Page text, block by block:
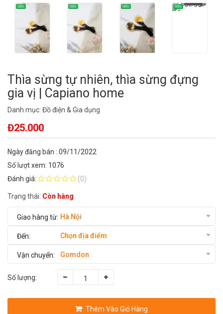
Thìa sừng tự nhiên, thìa sừng đựng
gia vị | Capiano home
Danh mục: Đồ điện & Gia dụng
Đ25.000
Ngày đăng bán : 09/11/2022
Số lượt xem: 1076
Đánh giá:
(0)
Trạng thái: Còn hàng
Hà Nội
Chọn địa điểm
Gomdon
Số lượng:
Thêm Vào Giỏ Hàng